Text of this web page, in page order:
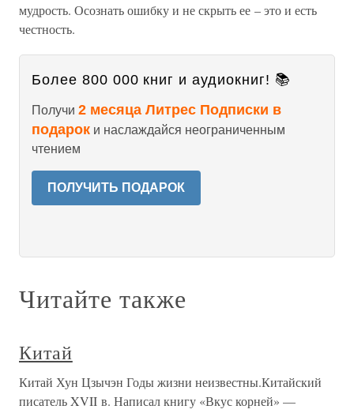
мудрость. Осознать ошибку и не скрыть ее – это и есть
честность.
Более 800 000 книг и аудиокниг! 📚
Получи 2 месяца Литрес Подписки в
подарок и наслаждайся неограниченным
чтением
ПОЛУЧИТЬ ПОДАРОК
Читайте также
Китай
Китай Хун Цзычэн Годы жизни неизвестны.Китайский
писатель XVII в. Написал книгу «Вкус корней» —